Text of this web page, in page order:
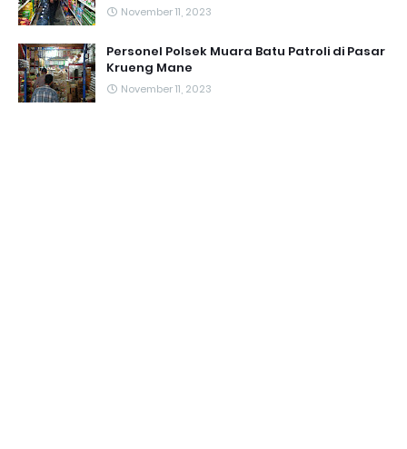
November 11, 2023
Personel Polsek Muara Batu Patroli di Pasar
Krueng Mane
November 11, 2023